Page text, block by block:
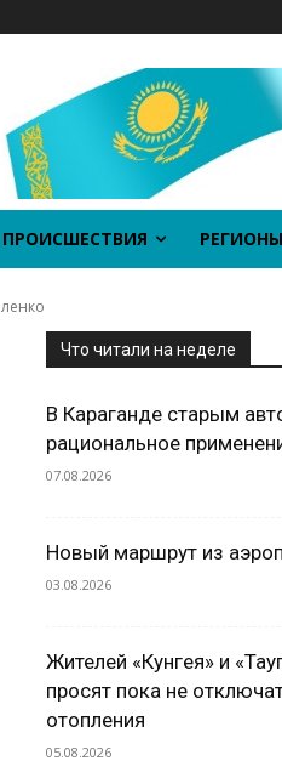
ПРОИСШЕСТВИЯ РЕГИОНЫ
Что читали на неделе
В Караганде старым
рациональное
07.08.2026
Новый маршрут из
03.08.2026
Жителей «Кунгея» и
просят пока не
отопления
05.08.2026